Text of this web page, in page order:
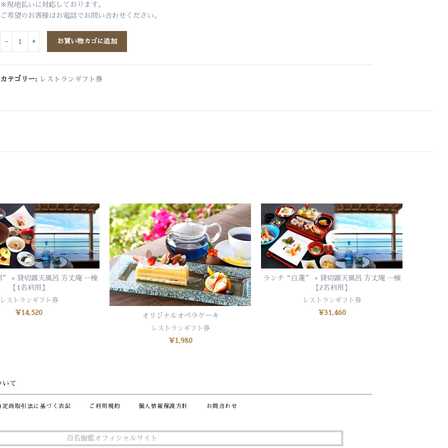
※現地払いに対応しております。
ご希望のお客様はお電話でお問い合わせください。
お買い物カゴに追加
カテゴリー: レストランギフト券
買い物カゴに追加
+ 貸切露天風呂 方丈庵 一棟
【1名利用】
レストランギフト券
¥14,520 お買い物カゴに追加
オリジナルオペラケーキ
レストランギフト券
¥1,980
お買い物カゴに追加
ランチ“白蓮” + 貸切露天風呂 方丈庵 一棟
【2名利用】
レストランギフト券
¥31,460
て
定商取引法に基づく表記 ご利用規約 個人情報保護方針 お問合わせ
百名伽藍オフィシャルサイト